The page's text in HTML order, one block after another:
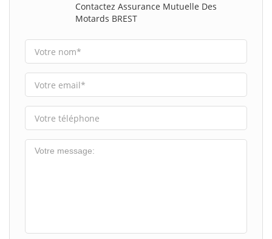
Contactez Assurance Mutuelle Des
Motards BREST